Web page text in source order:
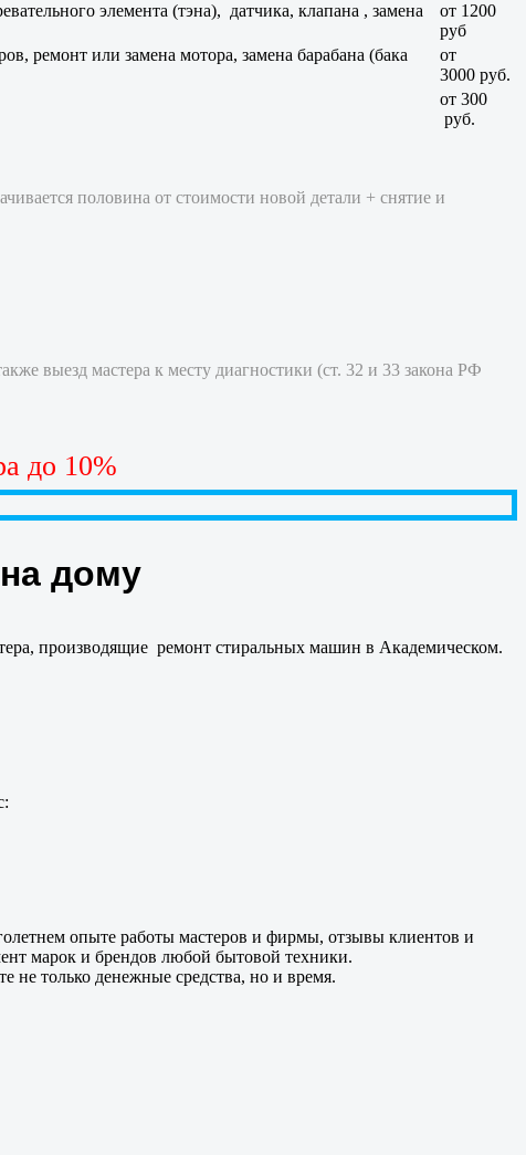
элемента (тэна), датчика, клапана , замена
от 1200
руб
ремонт или замена мотора, замена барабана (бака
от
3000 руб.
от 300
руб.
половина от стоимости новой детали + снятие и
выезд мастера к месту диагностики (ст. 32 и 33 закона РФ
до 10%
дому
производящие ремонт стиральных машин в Академическом.
опыте работы мастеров и фирмы, отзывы клиентов и
марок и брендов любой бытовой техники.
только денежные средства, но и время.